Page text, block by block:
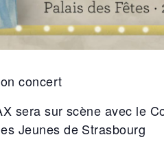
concert
sera sur scène avec le
Jeunes de Strasbourg